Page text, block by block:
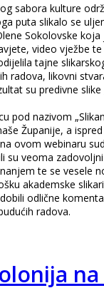
sabora kulture
puta slikalo se
Sokolovske koja
video vježbe
tajne
radova, likovni
su predivne
pod nazivom
Županije, a
ovom webinaru
su veoma
te se vesele
akademske
odlične
radova.